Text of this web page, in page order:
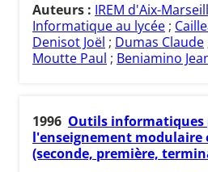
Auteurs : IREM d'Aix-
Informatique au lycée ;
Denisot Joël ; Dumas Claude
Moutte Paul ; Beniamino
1996 Outils informatiques
l'enseignement
(seconde, première,